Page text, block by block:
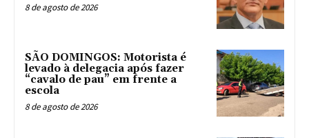
8 de agosto de 2026
SÃO DOMINGOS: Motorista é
levado à delegacia após fazer
“cavalo de pau” em frente a
escola
8 de agosto de 2026